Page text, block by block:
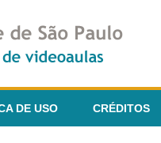
DE USO CRÉDITOS